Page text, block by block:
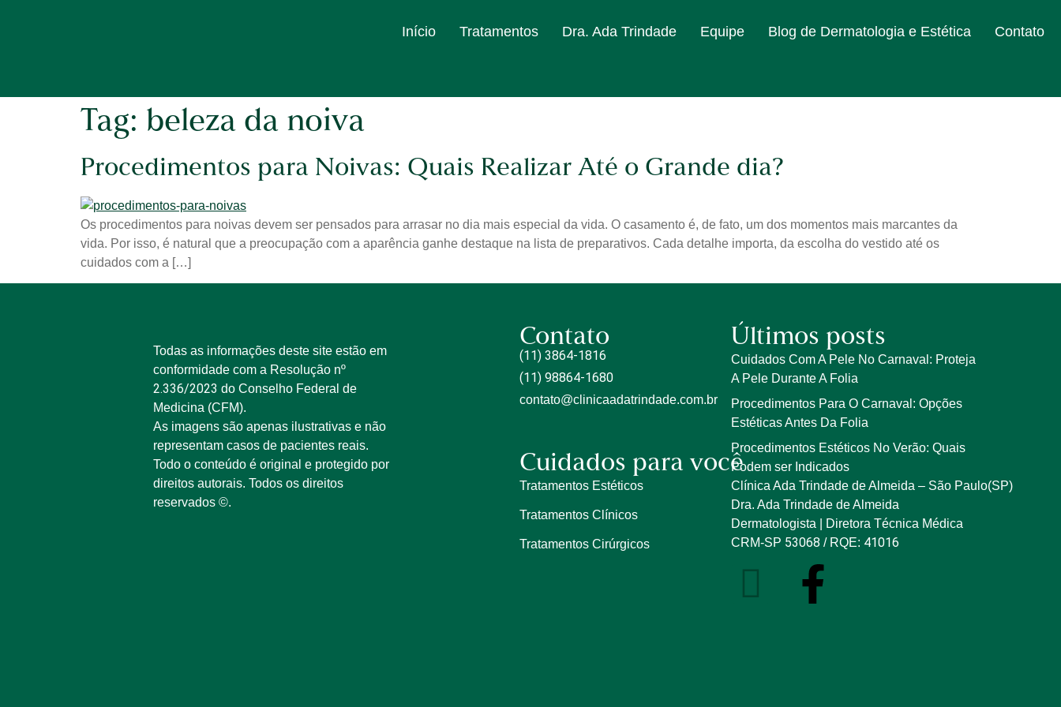
Início Tratamentos Dra. Ada Trindade Equipe Blog de Dermatologia e Estética Contato
Tag: beleza da noiva
Procedimentos para Noivas: Quais Realizar Até o Grande dia?
Os procedimentos para noivas devem ser pensados para arrasar no dia mais especial da vida. O casamento é, de fato, um dos momentos mais marcantes da
vida. Por isso, é natural que a preocupação com a aparência ganhe destaque na lista de preparativos. Cada detalhe importa, da escolha do vestido até os
cuidados com a […]
Todas as informações deste site estão em
conformidade com a Resolução nº
2.336/2023 do Conselho Federal de
Medicina (CFM).
As imagens são apenas ilustrativas e não
representam casos de pacientes reais.
Todo o conteúdo é original e protegido por
direitos autorais. Todos os direitos
reservados ©.
Contato
(11) 3864-1816
(11) 98864-1680
contato@clinicaadatrindade.com.br
Cuidados para você
Tratamentos Estéticos
Tratamentos Clínicos
Tratamentos Cirúrgicos
Últimos posts
Cuidados Com A Pele No Carnaval: Proteja
A Pele Durante A Folia
Procedimentos Para O Carnaval: Opções
Estéticas Antes Da Folia
Procedimentos Estéticos No Verão: Quais
Podem ser Indicados
Clínica Ada Trindade de Almeida – São Paulo(SP)
Dra. Ada Trindade de Almeida
Dermatologista | Diretora Técnica Médica
CRM-SP 53068/ RQE: 41016